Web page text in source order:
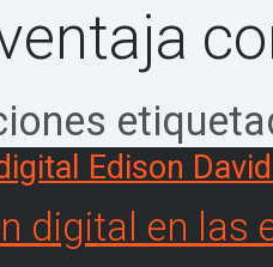
digital en las